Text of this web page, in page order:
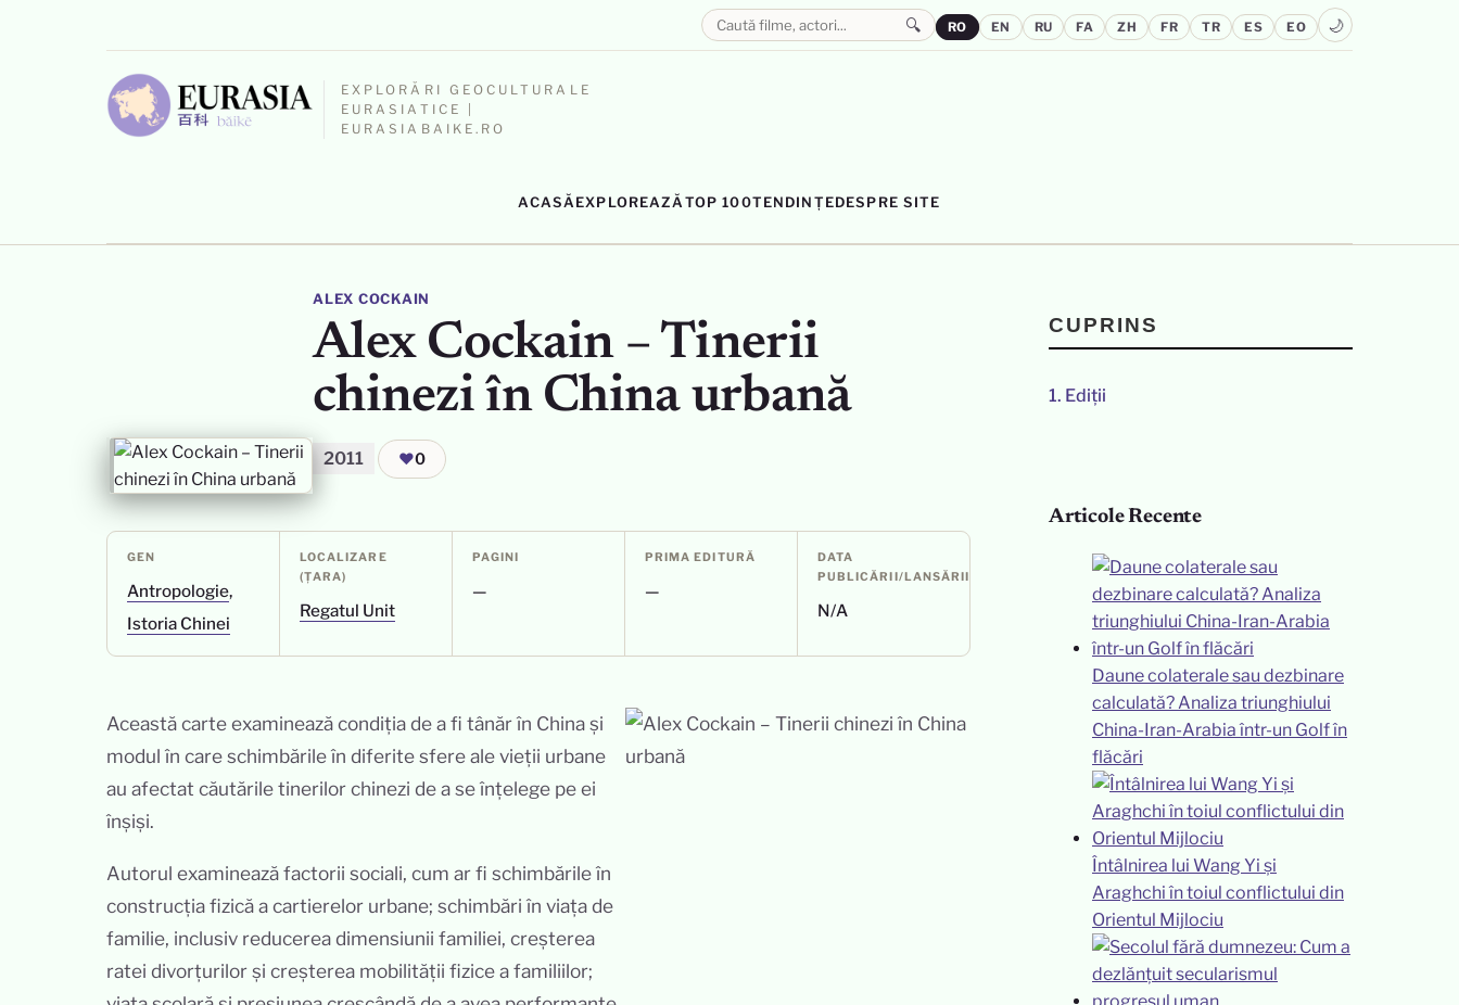
EXPLORĂRI GEOCULTURALE
EURASIATICE |
EURASIABAIKE.RO
ACASĂ EXPLOREAZĂ TOP 100TENDINȚEDESPRE SITE
🔍 RO EN RU FA ZH FR TR ES EO 🌙
ALEX COCKAIN
Alex Cockain – Tinerii
chinezi în China urbană
2011 ❤0
GEN
Antropologie,
Istoria Chinei
LOCALIZARE
(ȚARA)
Regatul Unit
PAGINI
—
PRIMA EDITURĂ
—
DATA
PUBLICĂRII/LANSĂRII
N/A
Această carte examinează condiția de a fi tânăr în China și
modul în care schimbările în diferite sfere ale vieții urbane
au afectat căutările tinerilor chinezi de a se înțelege pe ei
înșiși.
Autorul examinează factorii sociali, cum ar fi schimbările în
construcția fizică a cartierelor urbane; schimbări în viața de
familie, inclusiv reducerea dimensiunii familiei, creșterea
ratei divorțurilor și creșterea mobilității fizice a familiilor;
CUPRINS
1. Ediții
Articole Recente
Daune colaterale sau dezbinare
calculată? Analiza triunghiului
China-Iran-Arabia într-un Golf în
flăcări
Întâlnirea lui Wang Yi și
Araghchi în toiul conflictului din
Orientul Mijlociu